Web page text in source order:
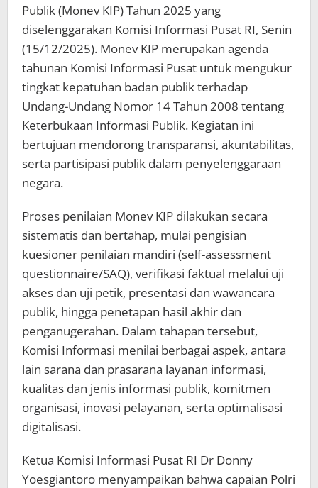
Publik (Monev KIP) Tahun 2025 yang
diselenggarakan Komisi Informasi Pusat RI, Senin
(15/12/2025). Monev KIP merupakan agenda
tahunan Komisi Informasi Pusat untuk mengukur
tingkat kepatuhan badan publik terhadap
Undang-Undang Nomor 14 Tahun 2008 tentang
Keterbukaan Informasi Publik. Kegiatan ini
bertujuan mendorong transparansi, akuntabilitas,
serta partisipasi publik dalam penyelenggaraan
negara.
Proses penilaian Monev KIP dilakukan secara
sistematis dan bertahap, mulai pengisian
kuesioner penilaian mandiri (self-assessment
questionnaire/SAQ), verifikasi faktual melalui uji
akses dan uji petik, presentasi dan wawancara
publik, hingga penetapan hasil akhir dan
penganugerahan. Dalam tahapan tersebut,
Komisi Informasi menilai berbagai aspek, antara
lain sarana dan prasarana layanan informasi,
kualitas dan jenis informasi publik, komitmen
organisasi, inovasi pelayanan, serta optimalisasi
digitalisasi.
Ketua Komisi Informasi Pusat RI Dr Donny
Yoesgiantoro menyampaikan bahwa capaian Polri